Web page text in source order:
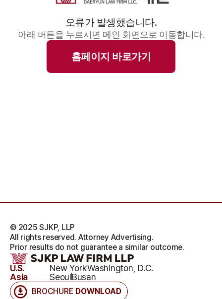
오류가 발생했습니다.
아래 버튼을 누르시면 메인 화면으로 이동합니다.
홈페이지 바로가기
BROCHURE DOWNLOAD
U.S. New YorkWashington, D.C.
Asia
SeoulBusan
© 2025 SJKP, LLP
All rights reserved. Attorney Advertising.
Prior results do not guarantee a similar outcome.